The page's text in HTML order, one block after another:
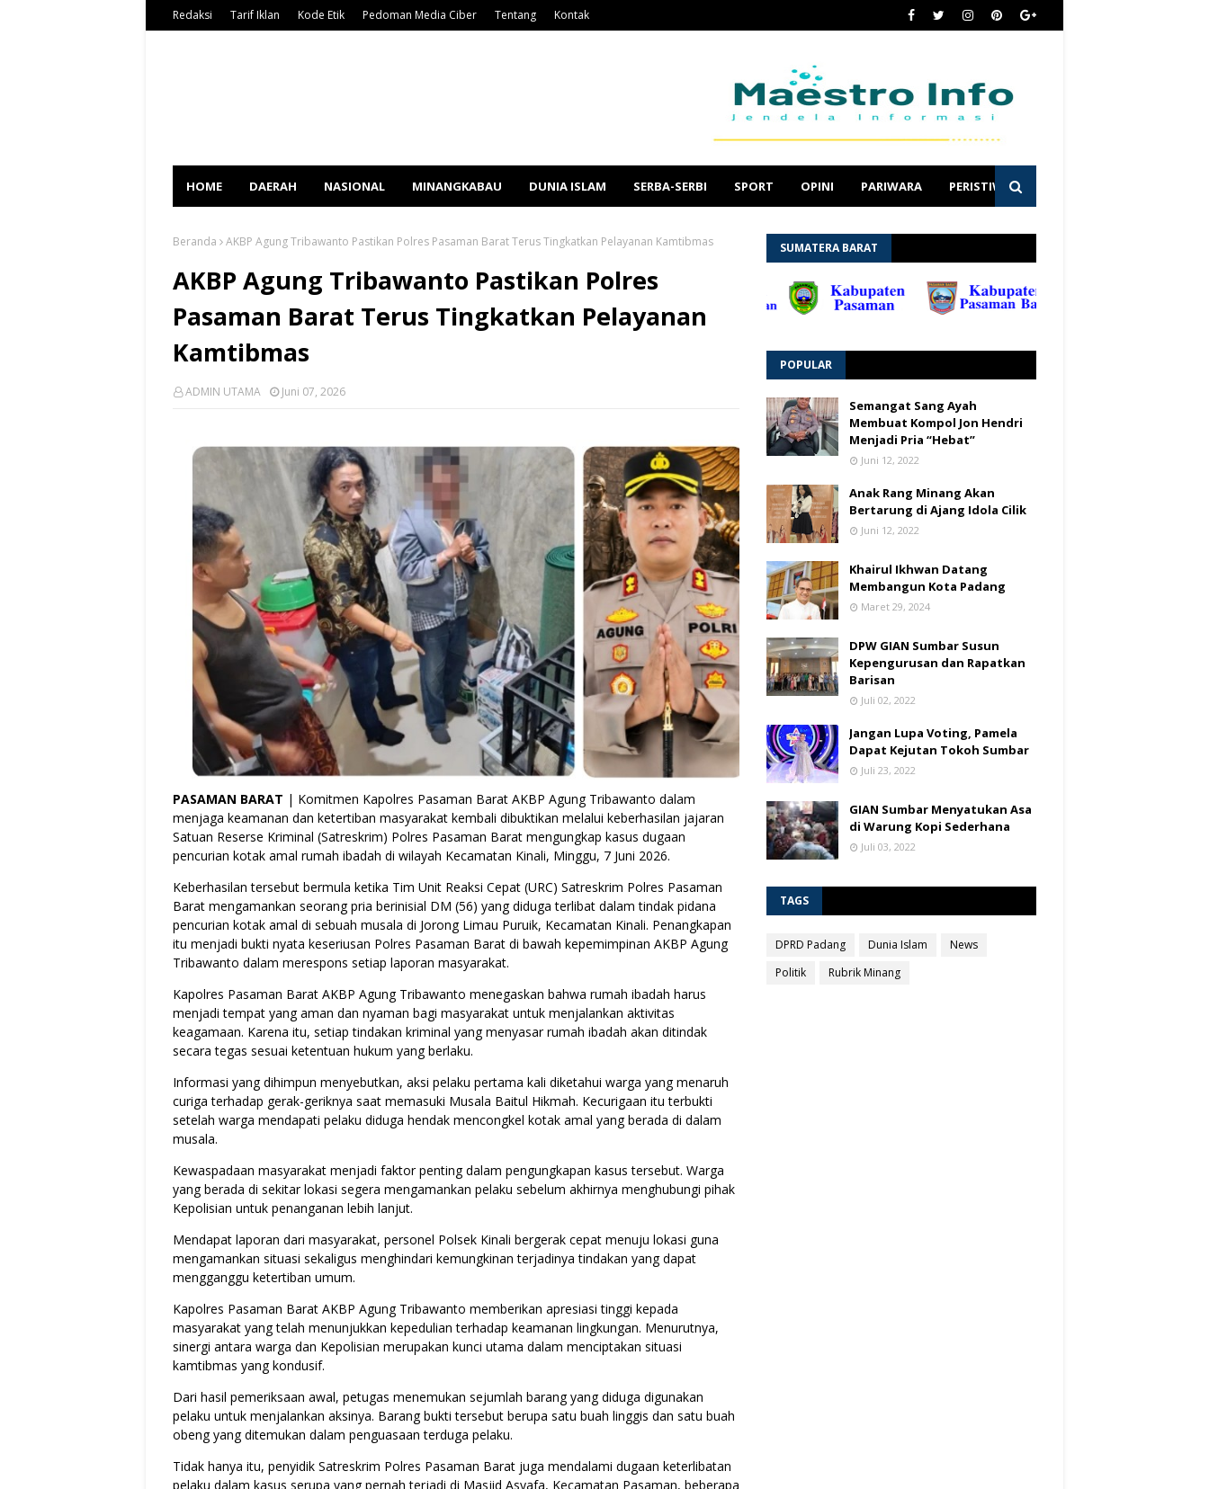
Redaksi Tarif Iklan Kode Etik Pedoman Media Ciber Tentang Kontak
HOME DAERAH NASIONAL MINANGKABAU DUNIA ISLAM SERBA-SERBI SPORT OPINI PARIWARA PERISTIWA
Beranda AKBP Agung Tribawanto Pastikan Polres Pasaman Barat Terus Tingkatkan Pelayanan Kamtibmas
AKBP Agung Tribawanto Pastikan Polres
Pasaman Barat Terus Tingkatkan Pelayanan
Kamtibmas
ADMIN UTAMA Juni 07, 2026
PASAMAN BARAT | Komitmen Kapolres Pasaman Barat AKBP Agung Tribawanto dalam
menjaga keamanan dan ketertiban masyarakat kembali dibuktikan melalui keberhasilan jajaran
Satuan Reserse Kriminal (Satreskrim) Polres Pasaman Barat mengungkap kasus dugaan
pencurian kotak amal rumah ibadah di wilayah Kecamatan Kinali, Minggu, 7 Juni 2026.
Keberhasilan tersebut bermula ketika Tim Unit Reaksi Cepat (URC) Satreskrim Polres Pasaman
Barat mengamankan seorang pria berinisial DM (56) yang diduga terlibat dalam tindak pidana
pencurian kotak amal di sebuah musala di Jorong Limau Puruik, Kecamatan Kinali. Penangkapan
itu menjadi bukti nyata keseriusan Polres Pasaman Barat di bawah kepemimpinan AKBP Agung
Tribawanto dalam merespons setiap laporan masyarakat.
Kapolres Pasaman Barat AKBP Agung Tribawanto menegaskan bahwa rumah ibadah harus
menjadi tempat yang aman dan nyaman bagi masyarakat untuk menjalankan aktivitas
keagamaan. Karena itu, setiap tindakan kriminal yang menyasar rumah ibadah akan ditindak
secara tegas sesuai ketentuan hukum yang berlaku.
Informasi yang dihimpun menyebutkan, aksi pelaku pertama kali diketahui warga yang menaruh
curiga terhadap gerak-geriknya saat memasuki Musala Baitul Hikmah. Kecurigaan itu terbukti
setelah warga mendapati pelaku diduga hendak mencongkel kotak amal yang berada di dalam
musala.
Kewaspadaan masyarakat menjadi faktor penting dalam pengungkapan kasus tersebut. Warga
yang berada di sekitar lokasi segera mengamankan pelaku sebelum akhirnya menghubungi pihak
Kepolisian untuk penanganan lebih lanjut.
Mendapat laporan dari masyarakat, personel Polsek Kinali bergerak cepat menuju lokasi guna
mengamankan situasi sekaligus menghindari kemungkinan terjadinya tindakan yang dapat
mengganggu ketertiban umum.
Kapolres Pasaman Barat AKBP Agung Tribawanto memberikan apresiasi tinggi kepada
masyarakat yang telah menunjukkan kepedulian terhadap keamanan lingkungan. Menurutnya,
sinergi antara warga dan Kepolisian merupakan kunci utama dalam menciptakan situasi
kamtibmas yang kondusif.
Dari hasil pemeriksaan awal, petugas menemukan sejumlah barang yang diduga digunakan
pelaku untuk menjalankan aksinya. Barang bukti tersebut berupa satu buah linggis dan satu buah
obeng yang ditemukan dalam penguasaan terduga pelaku.
Tidak hanya itu, penyidik Satreskrim Polres Pasaman Barat juga mendalami dugaan keterlibatan
pelaku dalam kasus serupa yang pernah terjadi di Masjid Asyafa, Kecamatan Pasaman, beberapa
SUMATERA BARAT
POPULAR
Semangat Sang Ayah
Membuat Kompol Jon Hendri
Menjadi Pria “Hebat”
Juni 12, 2022
Anak Rang Minang Akan
Bertarung di Ajang Idola Cilik
Juni 12, 2022
Khairul Ikhwan Datang
Membangun Kota Padang
Maret 29, 2024
DPW GIAN Sumbar Susun
Kepengurusan dan Rapatkan
Barisan
Juli 02, 2022
Jangan Lupa Voting, Pamela
Dapat Kejutan Tokoh Sumbar
Juli 23, 2022
GIAN Sumbar Menyatukan Asa
di Warung Kopi Sederhana
Juli 03, 2022
TAGS
DPRD Padang Dunia Islam
News
Politik
Rubrik Minang